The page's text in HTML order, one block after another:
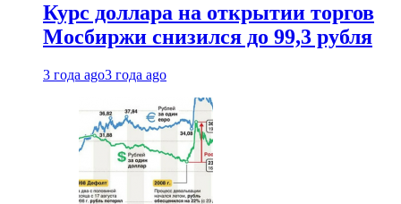
Курс доллара на открытии торгов
Мосбиржи снизился до 99,3 рубля
3 года ago3 года ago